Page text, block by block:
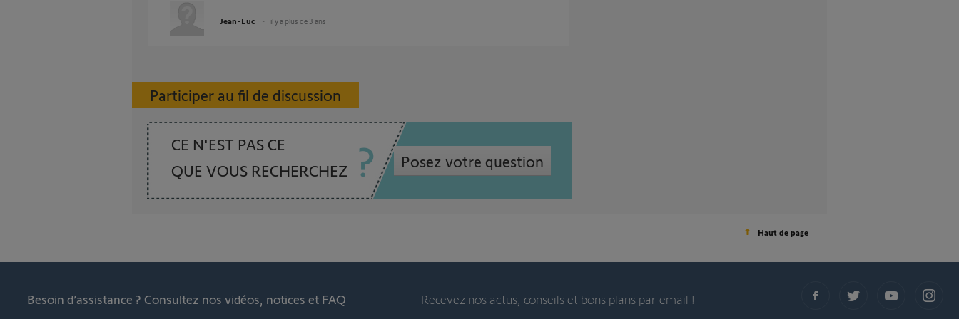
Jean-Luc il y a plus de 3 ans
Participer au fil de discussion
CE N'EST PAS CE
QUE VOUS RECHERCHEZ
Posez votre question
Haut de page
Besoin d’assistance ? Consultez nos vidéos, notices et FAQ Recevez nos actus, conseils et bons plans par email !